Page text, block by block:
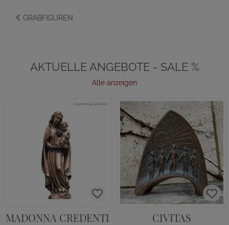
GRABFIGUREN
AKTUELLE ANGEBOTE - SALE %
Alle anzeigen
MADONNA CREDENTI CIVITAS